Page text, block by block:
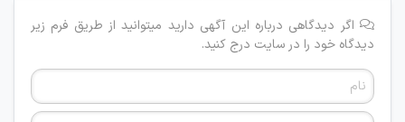
اگر دیدگاهی درباره این آگهی دارید میتوانید از طریق فرم زیر
دیدگاه خود را در سایت درج کنید.